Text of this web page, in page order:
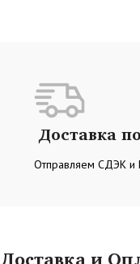
Доставка
Отправляем СДЭК и